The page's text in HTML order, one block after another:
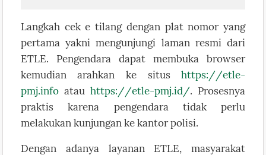
Langkah cek e tilang dengan plat nomor yang
pertama yakni mengunjungi laman resmi dari
ETLE. Pengendara dapat membuka browser
kemudian arahkan ke situshttps://etle-
pmj.infoatauhttps://etle-pmj.id/. Prosesnya
praktis karena pengendara tidak perlu
melakukan kunjungan ke kantor polisi.
Dengan adanya layanan ETLE, masyarakat